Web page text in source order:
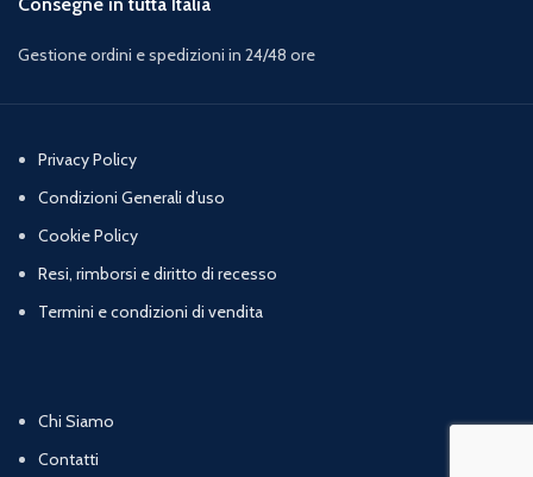
Gestione ordini e spedizioni in 24/48 ore
Privacy Policy
Condizioni Generali d’uso
Cookie Policy
Resi, rimborsi e diritto di recesso
Termini e condizioni di vendita
Chi Siamo
Contatti